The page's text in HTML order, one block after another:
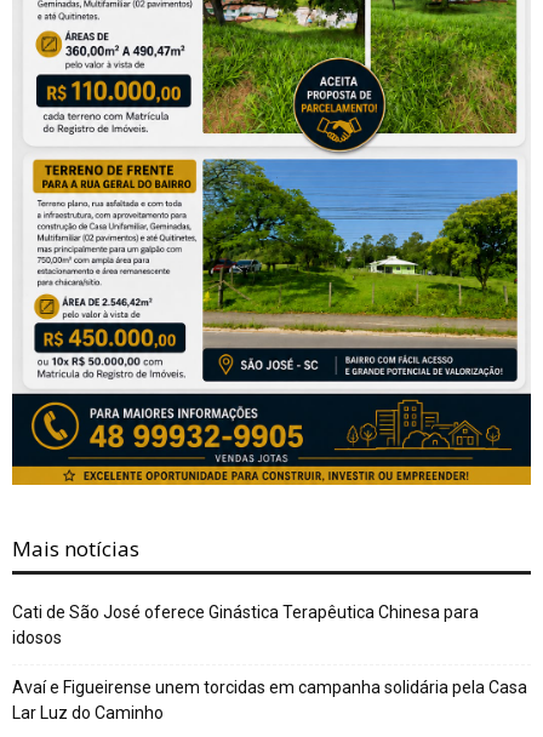
Mais notícias
Cati de São José oferece Ginástica Terapêutica Chinesa para
idosos
Avaí e Figueirense unem torcidas em campanha solidária pela Casa
Lar Luz do Caminho